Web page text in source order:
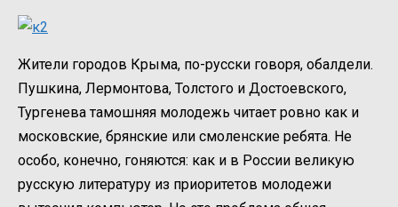
Жители городов Крыма, по-русски говоря, обалдели.
Пушкина, Лермонтова, Толстого и Достоевского,
Тургенева тамошняя молодежь читает ровно как и
московские, брянские или смоленские ребята. Не
особо, конечно, гоняются: как и в России великую
русскую литературу из приоритетов молодежи